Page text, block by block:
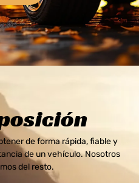
de forma rápida, fiable y
de un vehículo. Nosotros
del resto.